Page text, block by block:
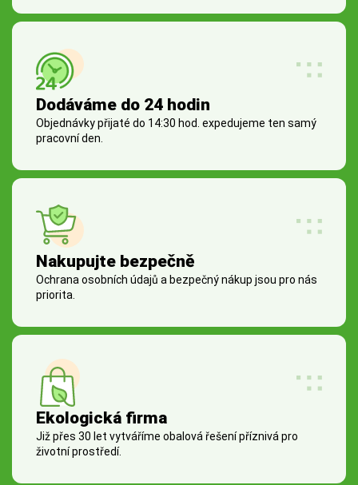
Dodáváme do 24 hodin
Objednávky přijaté do 14:30 hod. expedujeme ten samý
pracovní den.
Nakupujte bezpečně
Ochrana osobních údajů a bezpečný nákup jsou pro nás
priorita.
Ekologická firma
Již přes 30 let vytváříme obalová řešení příznivá pro
životní prostředí.